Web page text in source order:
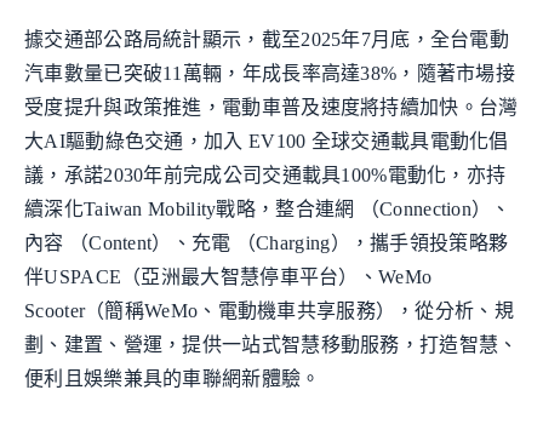
據交通部公路局統計顯示，截至2025年7月底，全台電動
汽車數量已突破11萬輛，年成長率高達38%，隨著市場接
受度提升與政策推進，電動車普及速度將持續加快。台灣
大AI驅動綠色交通，加入 EV100 全球交通載具電動化倡
議，承諾2030年前完成公司交通載具100%電動化，亦持
續深化Taiwan Mobility戰略，整合連網 （Connection）、
內容 （Content）、充電 （Charging），攜手領投策略夥
伴USPACE（亞洲最大智慧停車平台）、WeMo
Scooter（簡稱WeMo、電動機車共享服務），從分析、規
劃、建置、營運，提供一站式智慧移動服務，打造智慧、
便利且娛樂兼具的車聯網新體驗。